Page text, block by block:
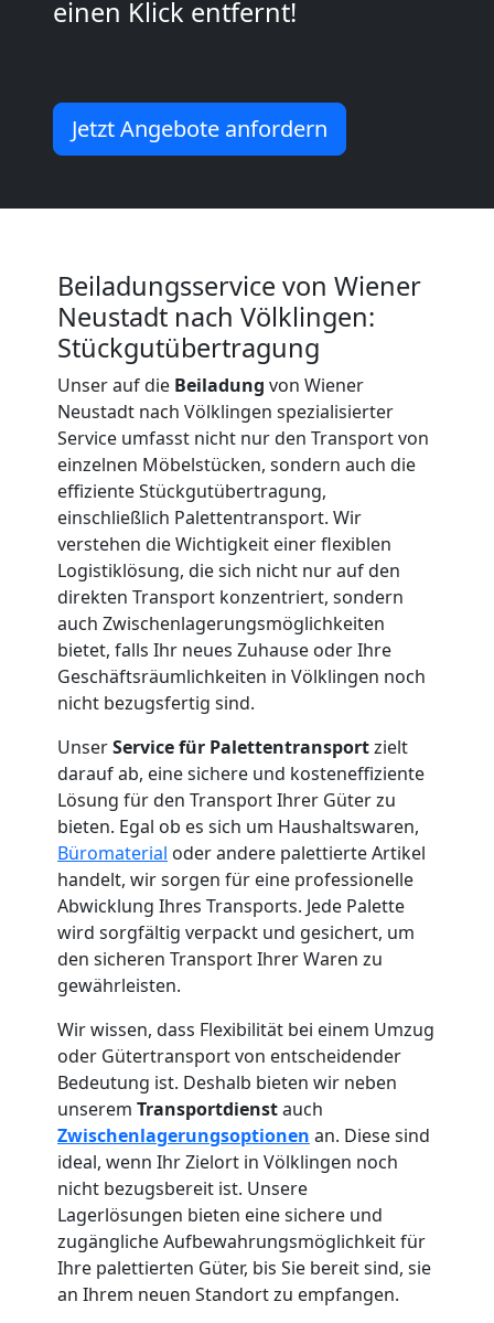
einen Klick entfernt!
Jetzt Angebote anfordern
Beiladungsservice von Wiener
Neustadt nach Völklingen:
Stückgutübertragung
Unser auf die Beiladung von Wiener
Neustadt nach Völklingen spezialisierter
Service umfasst nicht nur den Transport von
einzelnen Möbelstücken, sondern auch die
effiziente Stückgutübertragung,
einschließlich Palettentransport. Wir
verstehen die Wichtigkeit einer flexiblen
Logistiklösung, die sich nicht nur auf den
direkten Transport konzentriert, sondern
auch Zwischenlagerungsmöglichkeiten
bietet, falls Ihr neues Zuhause oder Ihre
Geschäftsräumlichkeiten in Völklingen noch
nicht bezugsfertig sind.
UnserService für Palettentransportzielt
darauf ab, eine sichere und kosteneffiziente
Lösung für den Transport Ihrer Güter zu
bieten. Egal ob es sich um Haushaltswaren,
Büromaterial oder andere palettierte Artikel
handelt, wir sorgen für eine professionelle
Abwicklung Ihres Transports. Jede Palette
wird sorgfältig verpackt und gesichert, um
den sicheren Transport Ihrer Waren zu
gewährleisten.
Wir wissen, dass Flexibilität bei einem Umzug
oder Gütertransport von entscheidender
Bedeutung ist. Deshalb bieten wir neben
unserem Transportdienstauch
Zwischenlagerungsoptionen an. Diese sind
ideal, wenn Ihr Zielort in Völklingen noch
nicht bezugsbereit ist. Unsere
Lagerlösungen bieten eine sichere und
zugängliche Aufbewahrungsmöglichkeit für
Ihre palettierten Güter, bis Sie bereit sind, sie
an Ihrem neuen Standort zu empfangen.
und
Lagerung
Neustadt
Full-
Service-
Umzug
Wiener
Neustadt
Qualitäts-
Umzüge
Wiener
Neustadt
Vereinsumzug
Wiener
Neustadt
Anfrage
Möbeltransport
National